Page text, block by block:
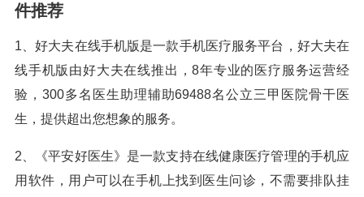
件推荐
1、好大夫在线手机版是一款手机医疗服务平台，好大夫在
线手机版由好大夫在线推出，8年专业的医疗服务运营经
验，300多名医生助理辅助69488名公立三甲医院骨干医
生，提供超出您想象的服务。
2、《平安好医生》是一款支持在线健康医疗管理的手机应
用软件，用户可以在手机上找到医生问诊，不需要排队挂